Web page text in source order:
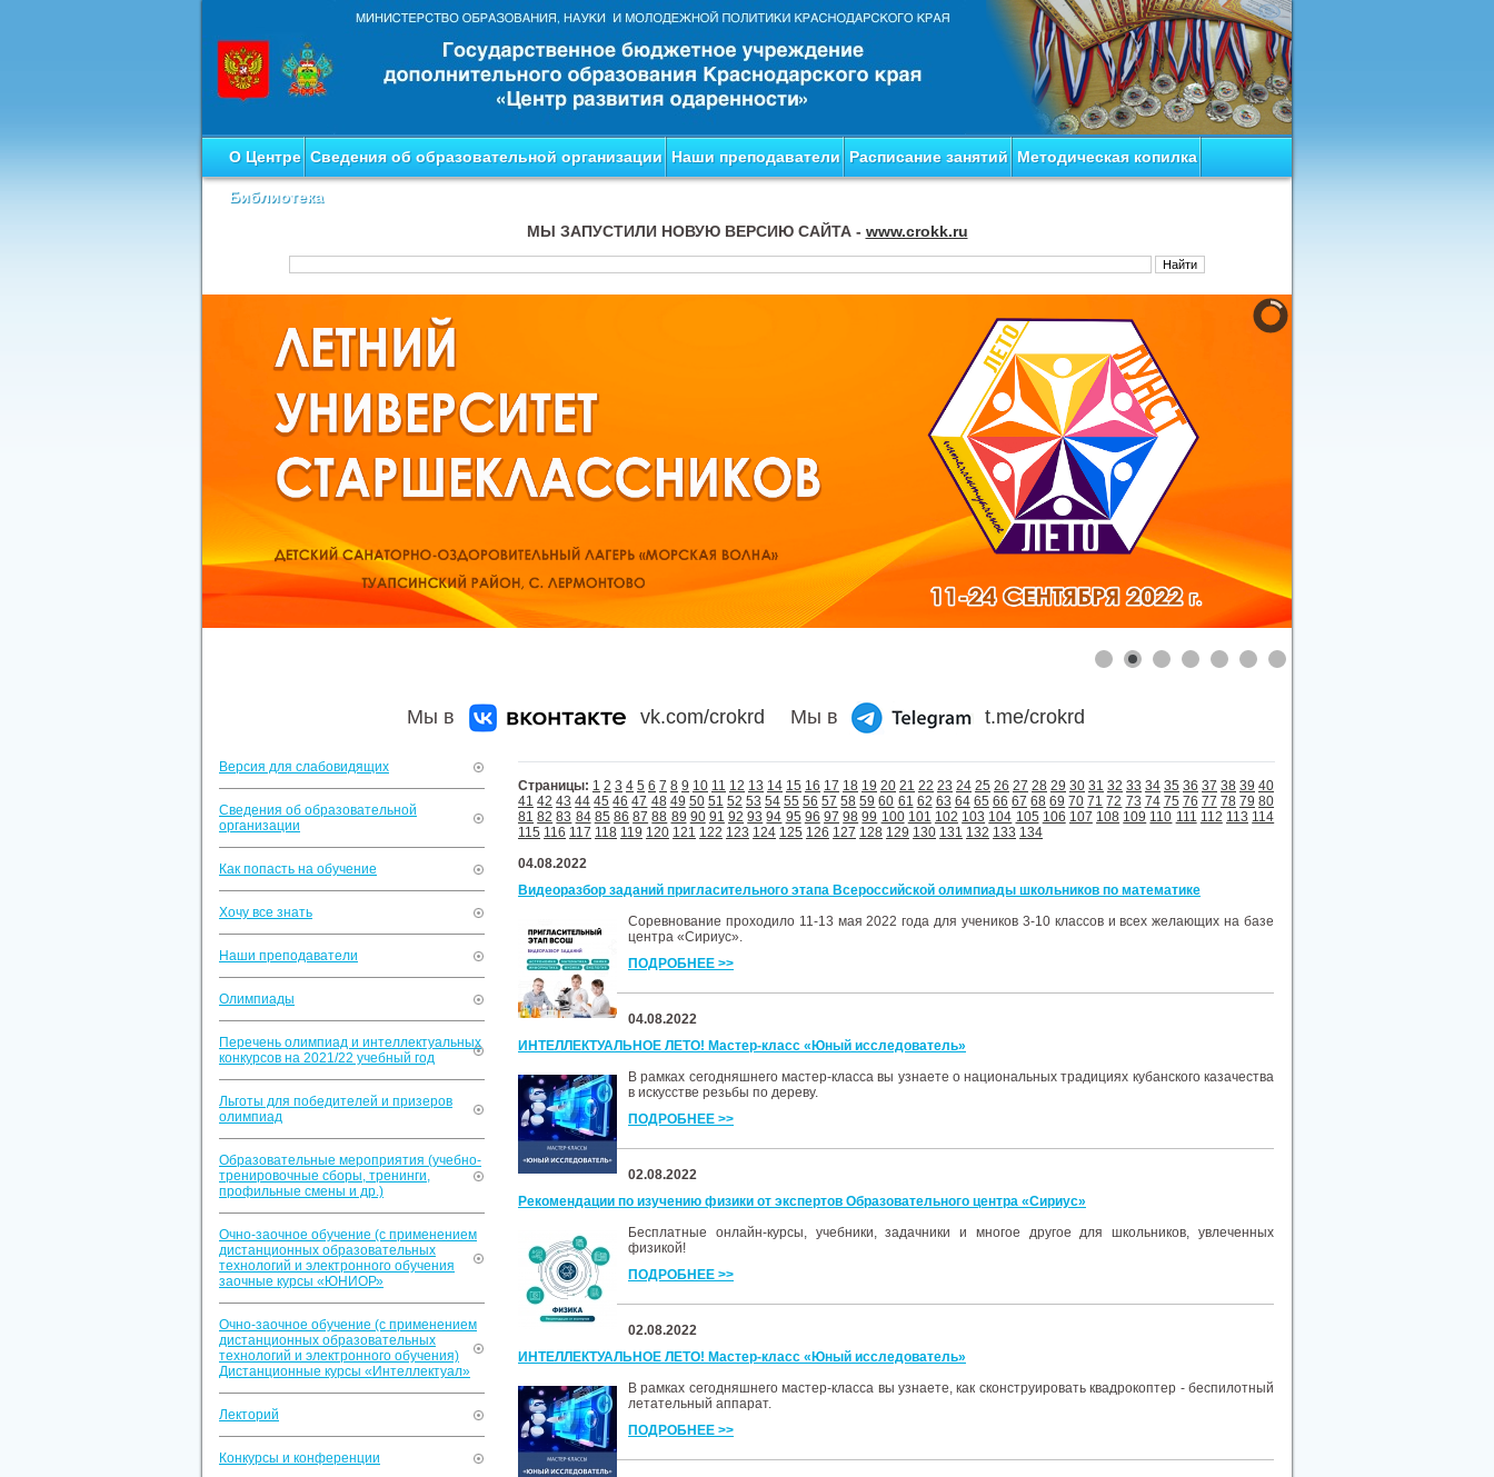
О Центре Сведения об образовательной организации Наши преподаватели Расписание занятий Методическая копилка
Библиотека
МЫ ЗАПУСТИЛИ НОВУЮ ВЕРСИЮ САЙТА - www.crokk.ru
Мы в vk.com/crokrd Мы в t.me/crokrd
Версия для слабовидящих
Сведения об образовательной
организации
Как попасть на обучение
Хочу все знать
Наши преподаватели
Олимпиады
Перечень олимпиад и интеллектуальных
конкурсов на 2021/22 учебный год
Льготы для победителей и призеров
олимпиад
Образовательные мероприятия (учебно-
тренировочные сборы, тренинги,
профильные смены и др.)
Очно-заочное обучение (с применением
дистанционных образовательных
технологий и электронного обучения
заочные курсы «ЮНИОР»
Очно-заочное обучение (с применением
дистанционных образовательных
технологий и электронного обучения)
Дистанционные курсы «Интеллектуал»
Лекторий
Конкурсы и конференции
Страницы: 1 2 3 4 5 6 7 8 9 10 11 12 13 14 15 16 17 18 19 20 21 22 23 24 25 26 27 28 29 30 31 32 33 34 35 36 37 38 39 40
41 42 43 44 45 46 47 48 49 50 51 52 53 54 55 56 57 58 59 60 61 62 63 64 65 66 67 68 69 70 71 72 73 74 75 76 77 78 79 80
81 82 83 84 85 86 87 88 89 90 91 92 93 94 95 96 97 98 99 100 101 102 103 104 105 106 107 108 109 110 111 112 113 114
115 116 117 118 119 120 121 122 123 124 125 126 127 128 129 130 131 132 133 134
04.08.2022
Видеоразбор заданий пригласительного этапа Всероссийской олимпиады школьников по математике
Соревнование проходило 11-13 мая 2022 года для учеников 3-10 классов и всех желающих на базе
центра «Сириус».
ПОДРОБНЕЕ >>
04.08.2022
ИНТЕЛЛЕКТУАЛЬНОЕ ЛЕТО! Мастер-класс «Юный исследователь»
В рамках сегодняшнего мастер-класса вы узнаете о национальных традициях кубанского казачества
в искусстве резьбы по дереву.
ПОДРОБНЕЕ >>
02.08.2022
Рекомендации по изучению физики от экспертов Образовательного центра «Сириус»
Бесплатные онлайн-курсы, учебники, задачники и многое другое для школьников, увлеченных
физикой!
ПОДРОБНЕЕ >>
02.08.2022
ИНТЕЛЛЕКТУАЛЬНОЕ ЛЕТО! Мастер-класс «Юный исследователь»
В рамках сегодняшнего мастер-класса вы узнаете, как сконструировать квадрокоптер - беспилотный
летательный аппарат.
ПОДРОБНЕЕ >>